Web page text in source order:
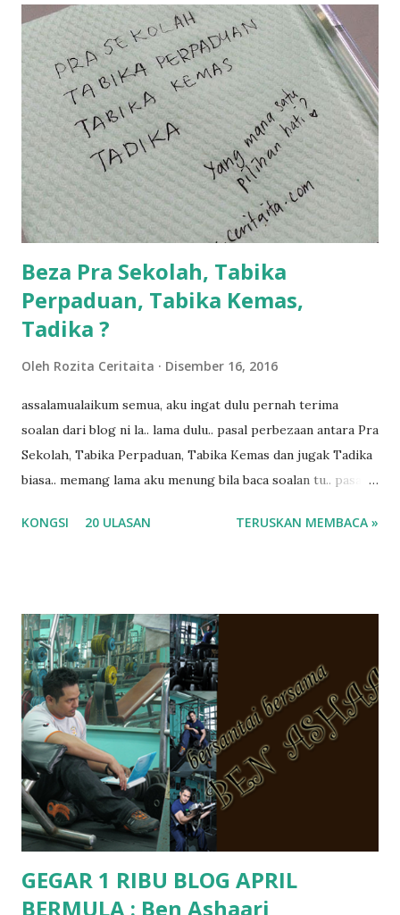
balik keja aku ajak la shah singgah Giant beli barang
sikit...dalam perjalanan dari dalam kereta tu biasalah kan
kami memang akan pimpin anak-anak jalan sampai masuk
dalam... dan kebiasanya bagi anak 4 macam kami ni bahagi-
bahagi lah siapa nak pimpin siapa... dan biasanya aku akan
dukung adik hadi sambil pimpin kakak husna... yang abg
ngah dengan abg long terserah pada shah la pulak.. tapi
kalau ikut anak-anak semua nak ummi pimpin... ajer rebeh
ba...
Beza Pra Sekolah, Tabika
Perpaduan, Tabika Kemas,
Tadika ?
Oleh Rozita Ceritaita Disember 16, 2016
assalamualaikum semua, aku ingat dulu pernah terima
soalan dari blog ni la.. lama dulu.. pasal perbezaan antara Pra
Sekolah, Tabika Perpaduan, Tabika Kemas dan jugak Tadika
biasa.. memang lama aku menung bila baca soalan tu.. pasal
ko.. masa tu aku baru je ada anak sorang dan aku hentam je
tanya sapa-sapa pun masa tu.. bila fikir-fikirkan balik terasa
jugak masa alahai teruknya kami sebagai ibubapa.. dan kami
terasa jugak semakin teruk bila abg long dah masuk 2 tahun
kat salah satu tadika swasta ni.. tapi nampaknya kenal huruf
pun tak tau.. pengsan aku bila ingat balik.. aku mula fikir
mungkin sebab abg long sendiri jenis budak yang ada
masalah dyslexia.. tapi minor la.. nanti la aku cerita pasal
dyslexia tu.. lepas tu kami buat keputusan pu...
KONGSI 20 ULASAN TERUSKAN MEMBACA »
GEGAR 1 RIBU BLOG APRIL
BERMULA : Ben Ashaari